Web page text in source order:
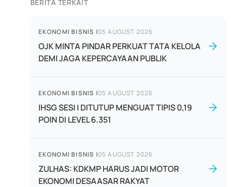
BERITA TERKAIT
EKONOMI BISNIS |05 AUGUST 2026
OJK MINTA PINDAR PERKUAT TATA KELOLA
DEMI JAGA KEPERCAYAAN PUBLIK
EKONOMI BISNIS |05 AUGUST 2026
IHSG SESI I DITUTUP MENGUAT TIPIS 0,19
POIN DI LEVEL 6.351
EKONOMI BISNIS |05 AUGUST 2026
ZULHAS: KDKMP HARUS JADI MOTOR
EKONOMI DESAASAR RAKYAT